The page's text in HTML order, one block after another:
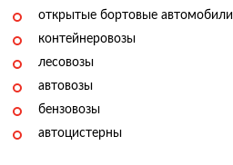
открытые бортовые автомобили
контейнеровозы
лесовозы
автовозы
бензовозы
автоцистерны